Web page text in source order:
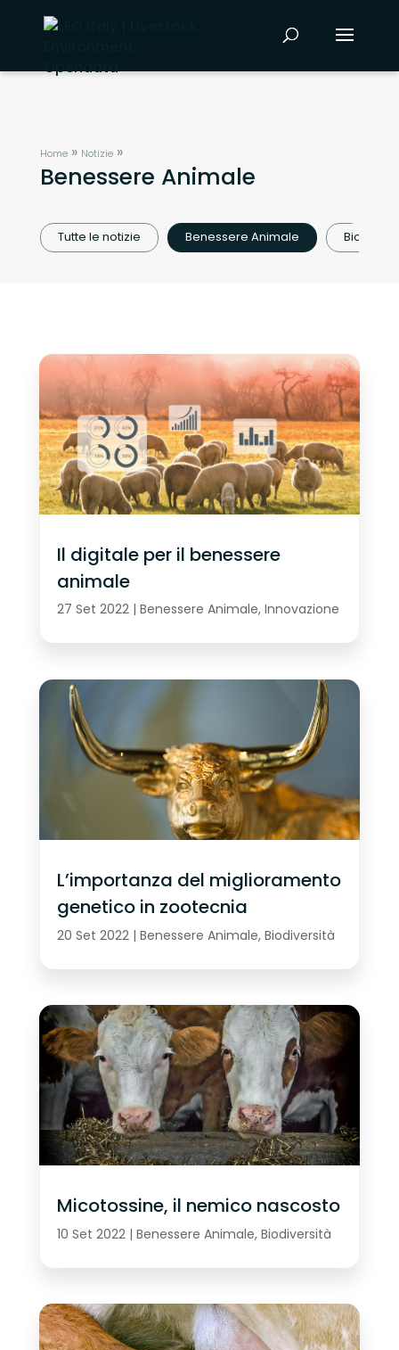
Home» Notizie»
Benessere Animale
Tutte le notizie Benessere Animale
Il digitale per il benessere
animale
27 Set 2022| Benessere Animale, Innovazione
L’importanza del miglioramento
genetico in zootecnia
20 Set 2022| Benessere Animale, Biodiversità
Micotossine, il nemico nascosto
10 Set 2022| Benessere Animale, Biodiversità